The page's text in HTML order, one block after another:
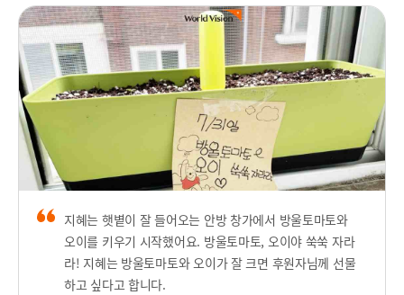
지혜는 햇볕이 잘 들어오는 안방 창가에서 방울토마토와
오이를 키우기 시작했어요. 방울토마토, 오이야 쑥쑥 자라
라! 지혜는 방울토마토와 오이가 잘 크면 후원자님께 선물
하고 싶다고 합니다.